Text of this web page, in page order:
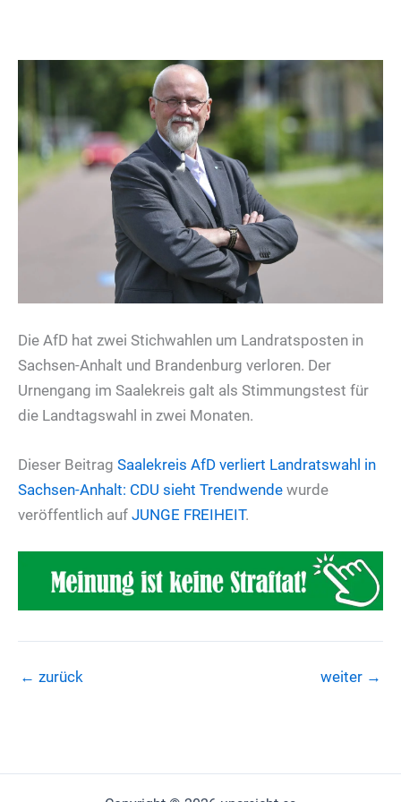
Die AfD hat zwei Stichwahlen um Landratsposten in
Sachsen-Anhalt und Brandenburg verloren. Der
Urnengang im Saalekreis galt als Stimmungstest für
die Landtagswahl in zwei Monaten.
Dieser Beitrag Saalekreis AfD verliert Landratswahl in
Sachsen-Anhalt: CDU sieht Trendwende wurde
veröffentlich auf JUNGE FREIHEIT.
← zurück weiter →